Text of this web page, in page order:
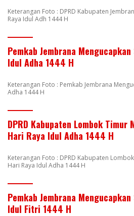
Keterangan Foto : DPRD Kabupaten
Raya Idul Adh 1444 H
Pemkab Jembrana
Idul Adha 1444 H
Keterangan Foto : Pemkab Jembrana
Adha 1444 H
DPRD Kabupaten Lombok Timur
Hari Raya Idul Adha 1444 H
Keterangan Foto : DPRD Kabupaten
Hari Raya Idul Adha 1444 H
Pemkab Jembrana
Idul Fitri 1444 H